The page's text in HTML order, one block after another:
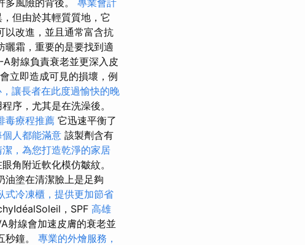
但由於其輕質質地，它
以改進，並且通常富含抗
曬霜，重要的是要找到適
A射線負責衰老並更深入皮
立即造成可見的損壞，例
讓長者在此度過愉快的晚
序，尤其是在洗澡後。
毒療程推薦 它迅速平衡了
人都能滿意 該製劑含有
，為您打造乾淨的家居
角附近軟化模仿皺紋。
油塗在清潔臉上是足夠
式冷凍櫃，提供更加節省
，SPF 高雄
射線會加速皮膚的衰老並
秒鐘。 專業的外燴服務，